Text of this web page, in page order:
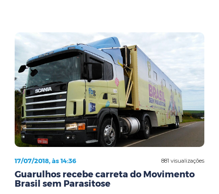
881 visualizações
17/07/2018, às 14:36
Guarulhos recebe carreta do Movimento
Brasil sem Parasitose